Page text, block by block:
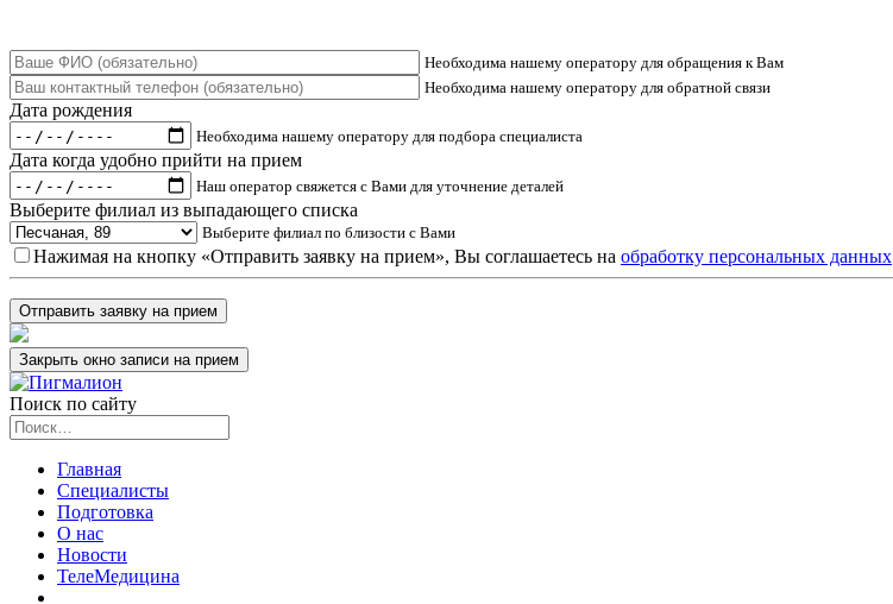
Необходима нашему оператору для обращения к Вам
Необходима нашему оператору для обратной связи
Дата рождения
Необходима нашему оператору для подбора специалиста
Дата когда удобно прийти на прием
Наш оператор свяжется с Вами для уточнение деталей
Выберите филиал из выпадающего списка
Выберите филиал по близости с Вами
Нажимая на кнопку «Отправить заявку на прием», Вы соглашаетесь на обработку персональных данных
Закрыть окно записи на прием
Поиск по сайту
Главная
Специалисты
Подготовка
О нас
Новости
ТелеМедицина